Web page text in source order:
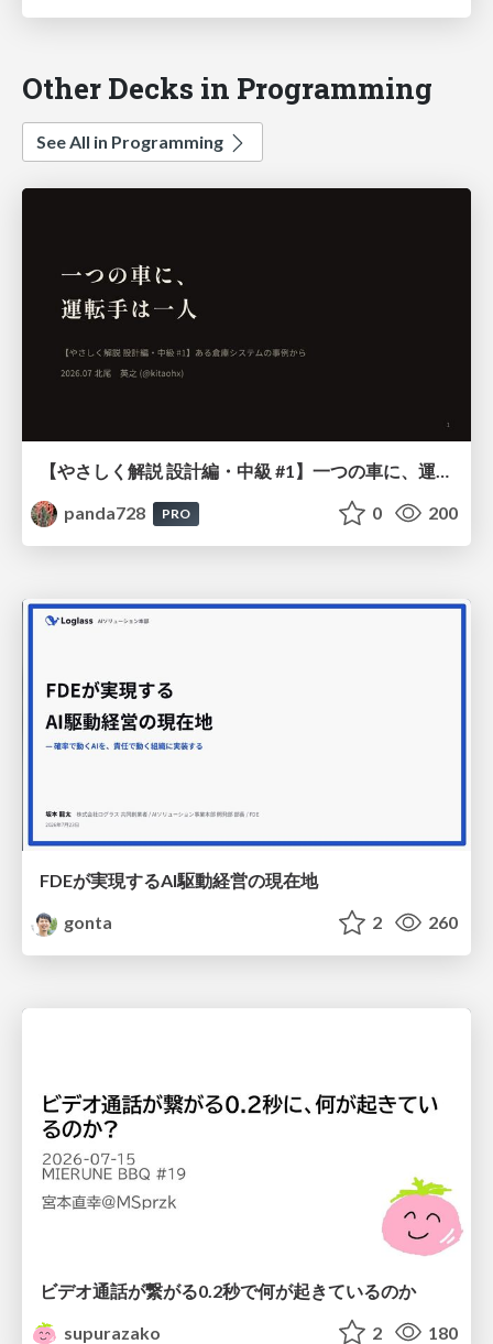
Other Decks in Programming
See All in Programming
panda728
PRO 0 200
FDEが実現するAI駆動経営の現在地
gonta
2 260
ビデオ通話が繋がる0.2秒で何が起きているのか
supurazako
2 180